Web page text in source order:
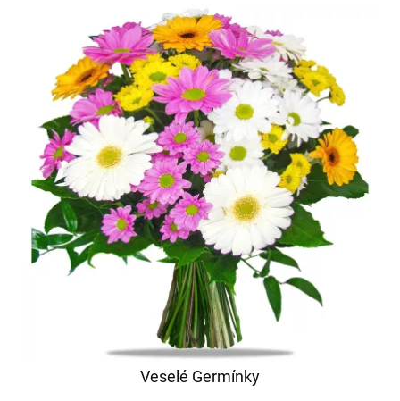
Veselé Germínky